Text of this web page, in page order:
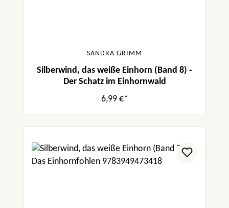
SANDRA GRIMM
Silberwind, das weiße Einhorn (Band 8) -
Der Schatz im Einhornwald
6,99 €*